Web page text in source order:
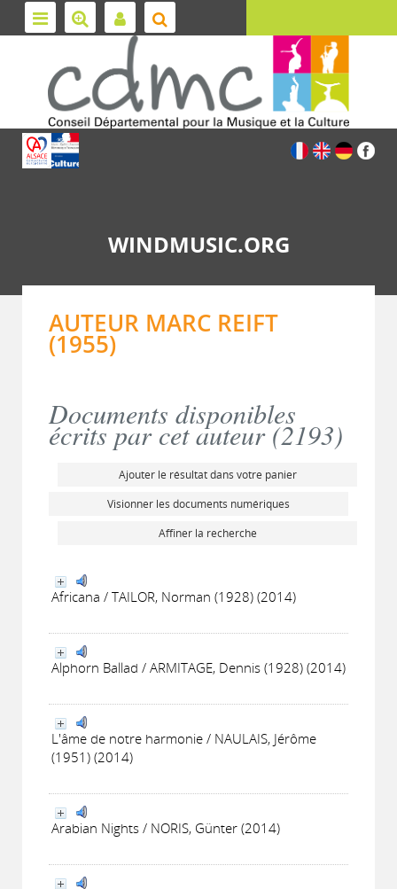
WINDMUSIC.ORG
AUTEUR MARC REIFT
(1955)
Documents disponibles
écrits par cet auteur (2193)
Ajouter le résultat dans votre panier
Visionner les documents numériques
Affiner la recherche
Africana / TAILOR, Norman (1928) (2014)
Alphorn Ballad / ARMITAGE, Dennis (1928) (2014)
L'âme de notre harmonie / NAULAIS, Jérôme
(1951) (2014)
Arabian Nights / NORIS, Günter (2014)